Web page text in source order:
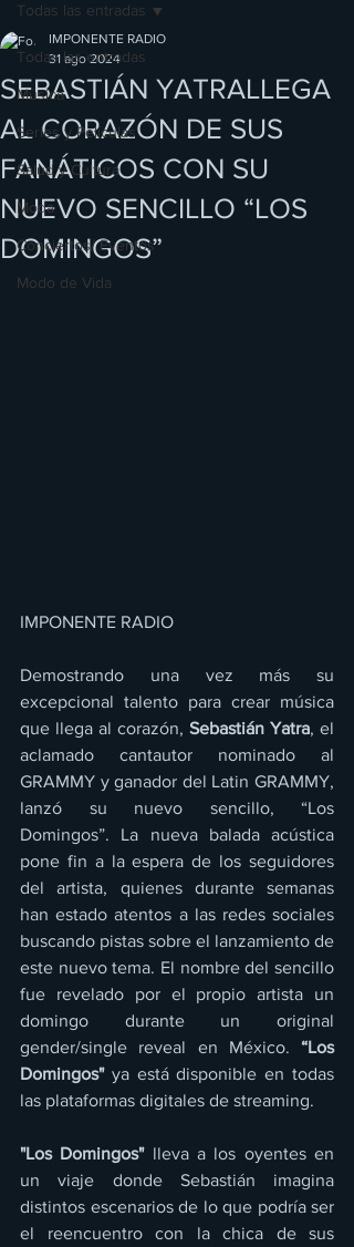
Todas las entradas
Música
Series y Películas
Salud y Cultura
Moda
Conciertos/ Eventos
Modo de Vida
Todas las entradas
SEBASTIÁN YATRALLEGA
AL CORAZÓN DE SUS
FANÁTICOS CON SU
NUEVO SENCILLO “LOS
DOMINGOS”
IMPONENTE RADIO
31 ago 2024
IMPONENTE RADIO
Demostrando una vez más su
excepcional talento para crear música
que llega al corazón, Sebastián Yatra, el
aclamado cantautor nominado al
GRAMMY y ganador del Latin GRAMMY,
lanzó su nuevo sencillo, “Los
Domingos”. La nueva balada acústica
pone fin a la espera de los seguidores
del artista, quienes durante semanas
han estado atentos a las redes sociales
buscando pistas sobre el lanzamiento de
este nuevo tema. El nombre del sencillo
fue revelado por el propio artista un
domingo durante un original
gender/single reveal en México. “Los
Domingos" ya está disponible en todas
las plataformas digitales de streaming.
"Los Domingos" lleva a los oyentes en
un viaje donde Sebastián imagina
distintos escenarios de lo que podría ser
el reencuentro con la chica de sus